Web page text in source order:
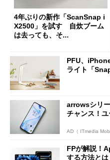
4年ぶりの新作「ScanSnap i
X2500」を試す 自炊ブーム
は去っても、そ...
PFU、
ライト「
arrowsシリ
チャンス！
AD（ ITmedia
FPが解説！
する方法とは